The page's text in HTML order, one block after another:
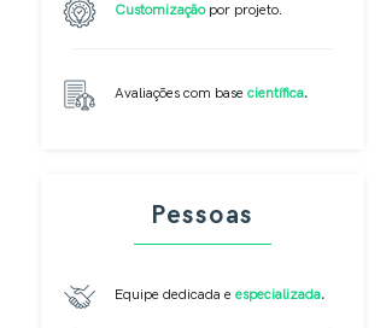
Customização por projeto.
Avaliações com base científica.
Pessoas
Equipe dedicada e especializada.